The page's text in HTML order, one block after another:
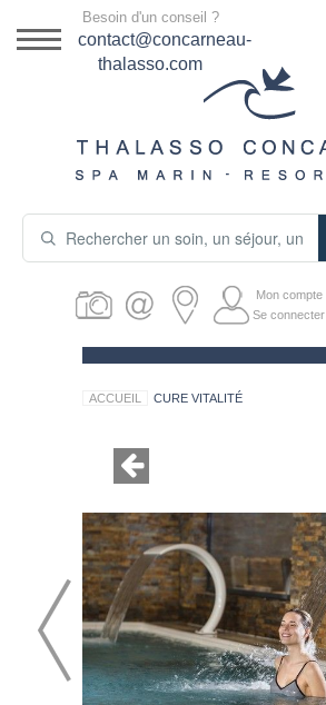
DESTINATION
SÉJOURS THALASSO
PRODUITS COSMÉTIQUES
GUIDE CADEAUX
Besoin d'un conseil ?
contact@concarneau-
thalasso.com
Mon compte
Se connecter
ACCUEIL CURE VITALITÉ